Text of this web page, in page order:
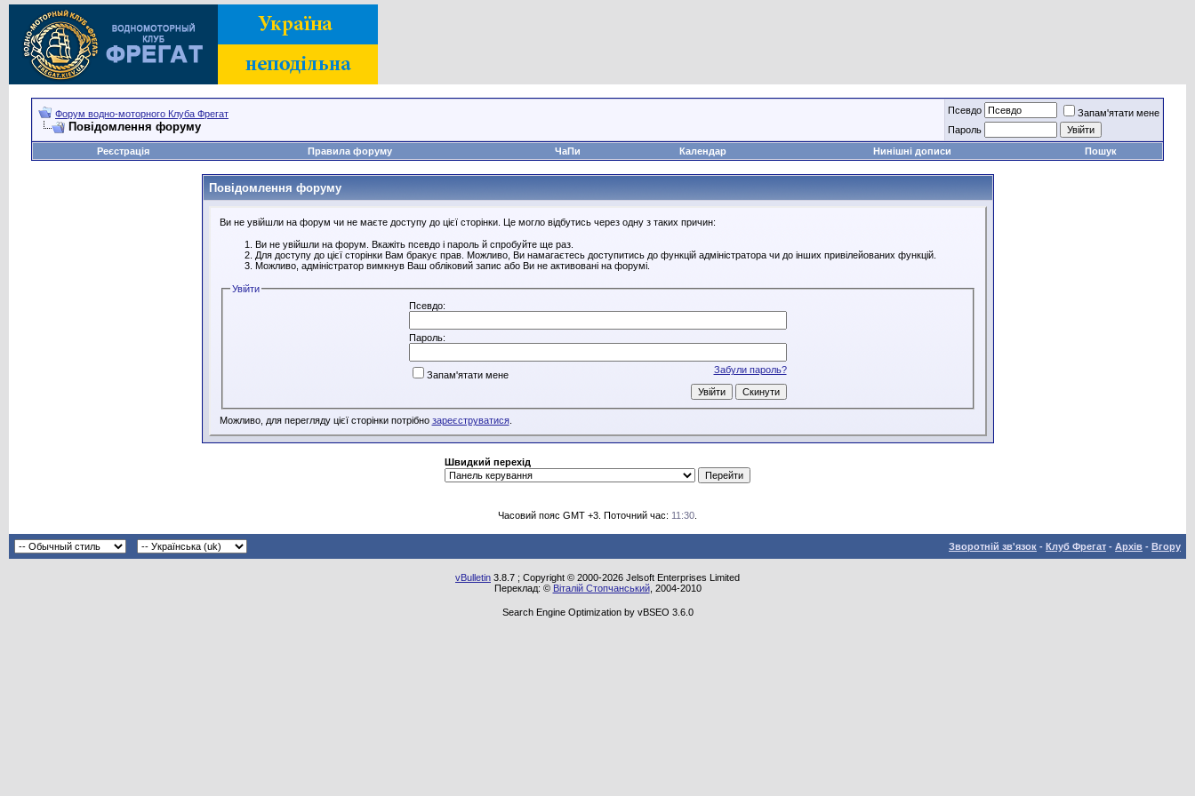
Форум водно-моторного Клуба Фрегат
Повідомлення форуму
Псевдо
Запам'ятати мене
Пароль
Реєстрація
Правила форуму ЧаПи Календар Нинішні дописи Пошук
Повідомлення форуму
Ви не увійшли на форум чи не маєте доступу до цієї сторінки. Це могло відбутись через одну з таких причин:
Ви не увійшли на форум. Вкажіть псевдо і пароль й спробуйте ще раз.
Для доступу до цієї сторінки Вам бракує прав. Можливо, Ви намагаєтесь доступитись до функцій адміністратора чи до інших привілейованих функцій.
Можливо, адміністратор вимкнув Ваш обліковий запис або Ви не активовані на форумі.
Увійти
Псевдо:
Пароль:
Забули пароль?
Запам'ятати мене
Можливо, для перегляду цієї сторінки потрібно зареєструватися.
Швидкий перехід
Часовий пояс GMT +3. Поточний час: 11:30
Зворотній зв'язок - Клуб Фрегат - Архів - Вгору
vBulletin 3.8.7 ; Copyright © 2000-2026 Jelsoft Enterprises Limited
Переклад: © Віталій Стопчанський, 2004-2010
Search Engine Optimization by vBSEO 3.6.0